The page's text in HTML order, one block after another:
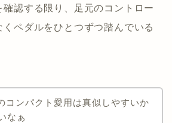
確認する限り、足元のコントロー
くペダルをひとつずつ踏んでいる
コンパクト愛用は真似しやすいか
なぁ